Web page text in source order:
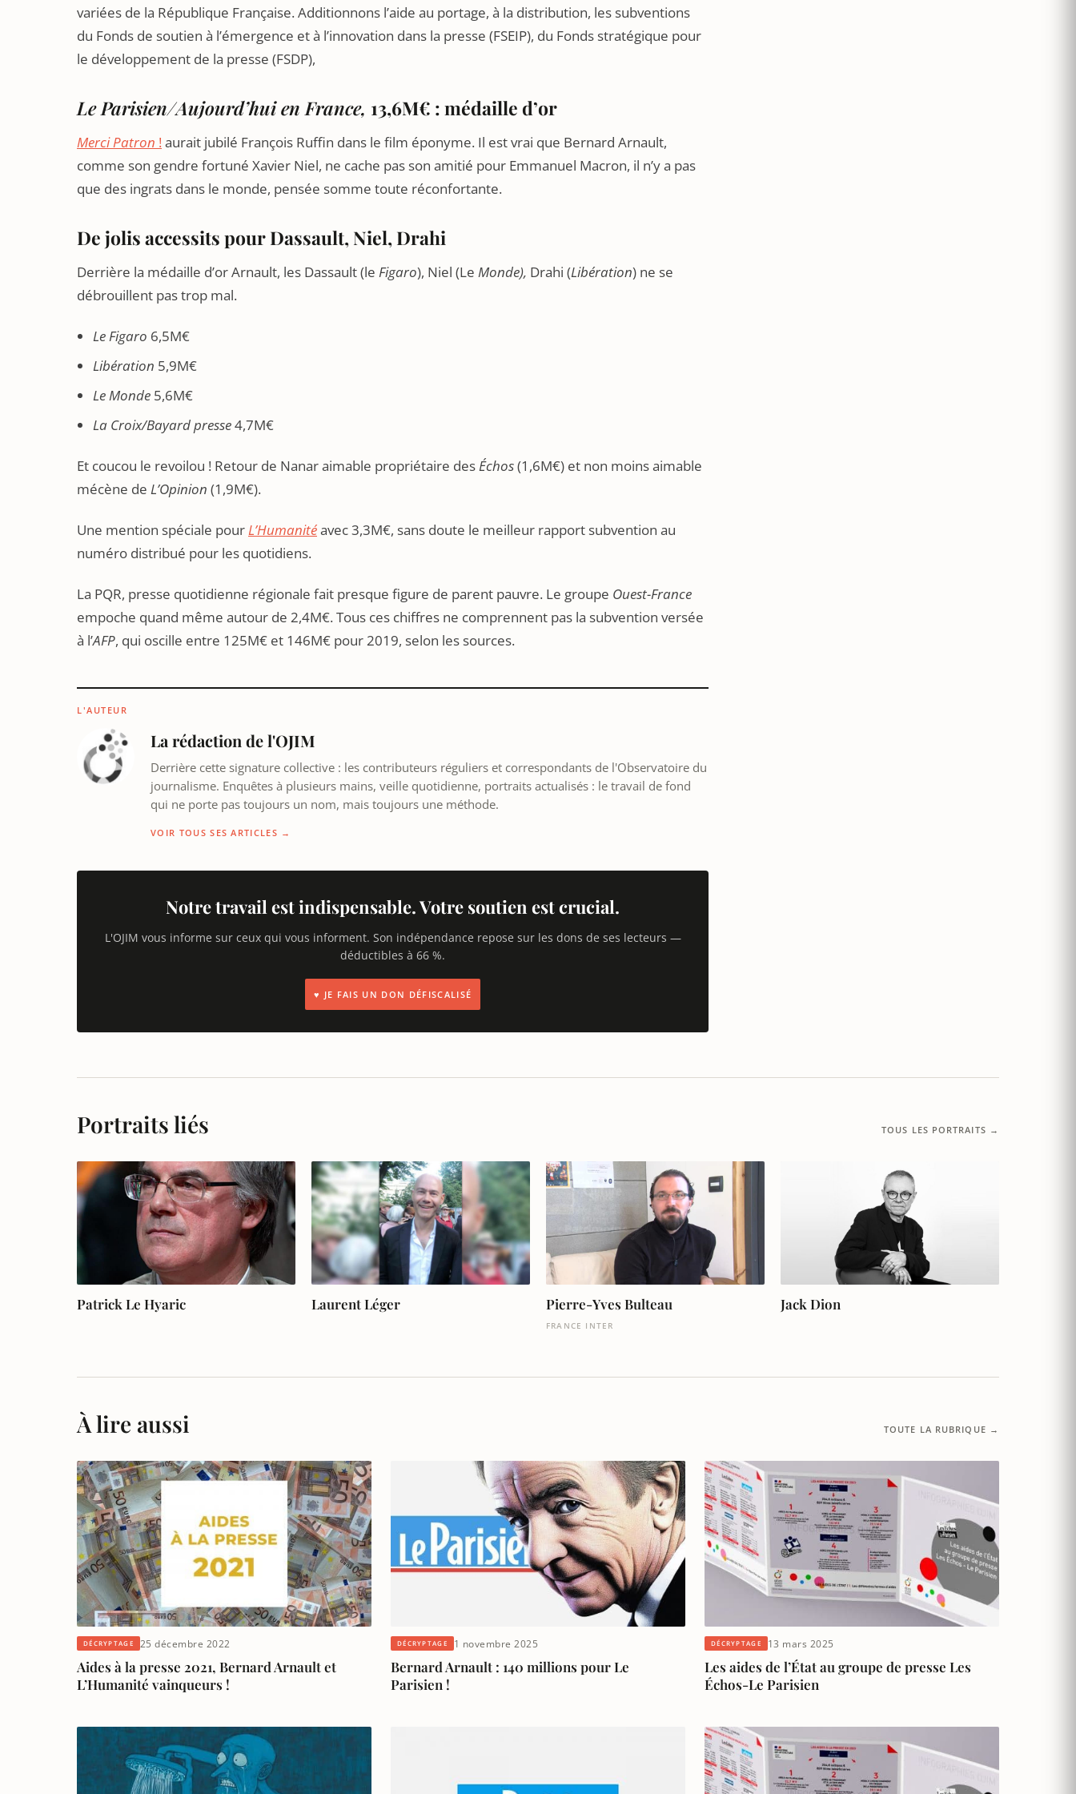
variées de la République Française. Additionnons l’aide au portage, à la distribution, les subventions
du Fonds de soutien à l’émergence et à l’innovation dans la presse (FSEIP), du Fonds stratégique pour
le développement de la presse (FSDP),
Le Parisien/Aujourd’hui en France, 13,6M€ : médaille d’or
Merci Patron !aurait jubilé François Ruffin dans le film éponyme. Il est vrai que Bernard Arnault,
comme son gendre fortuné Xavier Niel, ne cache pas son amitié pour Emmanuel Macron, il n’y a pas
que des ingrats dans le monde, pensée somme toute réconfortante.
De jolis accessits pour Dassault, Niel, Drahi
Derrière la médaille d’or Arnault, les Dassault (le Figaro), Niel (Le Monde), Drahi (Libération) ne se
débrouillent pas trop mal.
Le Figaro 6,5M€
Libération 5,9M€
Le Monde 5,6M€
La Croix/Bayard presse4,7M€
Et coucou le revoilou ! Retour de Nanar aimable propriétaire desÉchos(1,6M€) et non moins aimable
mécène de L’Opinion (1,9M€).
Une mention spéciale pourL’Humanitéavec 3,3M€, sans doute le meilleur rapport subvention au
numéro distribué pour les quotidiens.
La PQR, presse quotidienne régionale fait presque figure de parent pauvre. Le groupe Ouest-France
empoche quand même autour de 2,4M€. Tous ces chiffres ne comprennent pas la subvention versée
à l’AFP, qui oscille entre 125M€ et 146M€ pour 2019, selon les sources.
L'AUTEUR
La rédaction de l'OJIM
Derrière cette signature collective : les contributeurs réguliers et correspondants de l'Observatoire du
journalisme. Enquêtes à plusieurs mains, veille quotidienne, portraits actualisés : le travail de fond
qui ne porte pas toujours un nom, mais toujours une méthode.
VOIR TOUS SES ARTICLES →
Notre travail est indispensable. Votre soutien est crucial.
L'OJIM vous informe sur ceux qui vous informent. Son indépendance repose sur les dons de ses lecteurs —
déductibles à 66 %.
♥ JE FAIS UN DON DÉFISCALISÉ
Portraits liés TOUS LES PORTRAITS →
Patrick Le Hyaric Laurent Léger Pierre-Yves Bulteau
FRANCE INTER
Jack Dion
À lire aussi TOUTE LA RUBRIQUE →
DÉCRYPTAGE 25 décembre 2022
Aides à la presse 2021, Bernard Arnault et
L’Humanité vainqueurs !
DÉCRYPTAGE 1 novembre 2025
Bernard Arnault : 140 millions pour Le
Parisien !
DÉCRYPTAGE 13 mars 2025
Les aides de l’État au groupe de presse Les
Échos-Le Parisien